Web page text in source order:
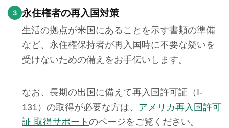
3 永住権者の再入国対策
生活の拠点が米国にあることを示す書類の準備
など、永住権保持者が再入国時に不要な疑いを
受けないための備えをお手伝いします。
なお、長期の出国に備えて再入国許可証（I-
131）の取得が必要な方は、 アメリカ再入国許可
証 取得サポート のページをご覧ください。